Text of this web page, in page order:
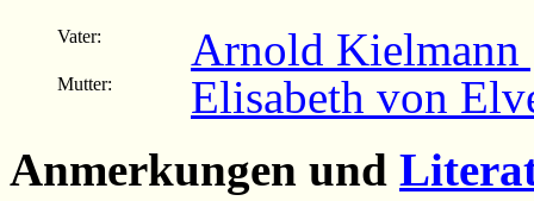
Vater: Arnold
Mutter:
Elisabeth von
Anmerkungen und